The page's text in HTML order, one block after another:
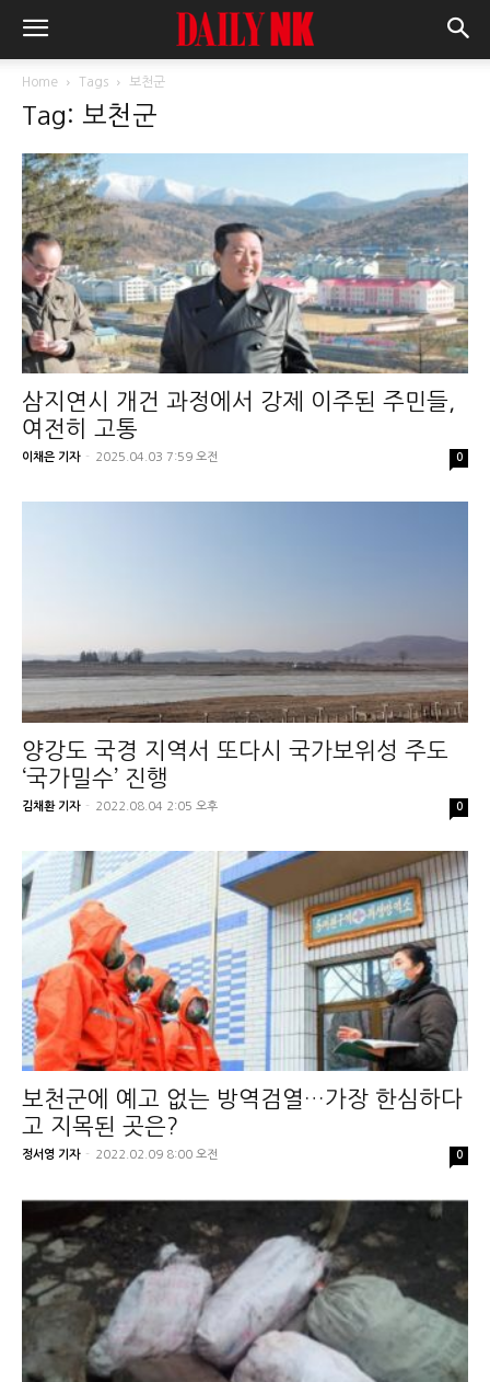
Home Tags 보천군
Tag: 보천군
삼지연시 개건 과정에서 강제 이주된 주민들,
여전히 고통
이채은 기자 - 2025.04.03 7:59 오전 0
양강도 국경 지역서 또다시 국가보위성 주도
‘국가밀수’ 진행
김채환 기자 - 2022.08.04 2:05 오후 0
보천군에 예고 없는 방역검열…가장 한심하다
고 지목된 곳은?
정서영 기자 - 2022.02.09 8:00 오전 0